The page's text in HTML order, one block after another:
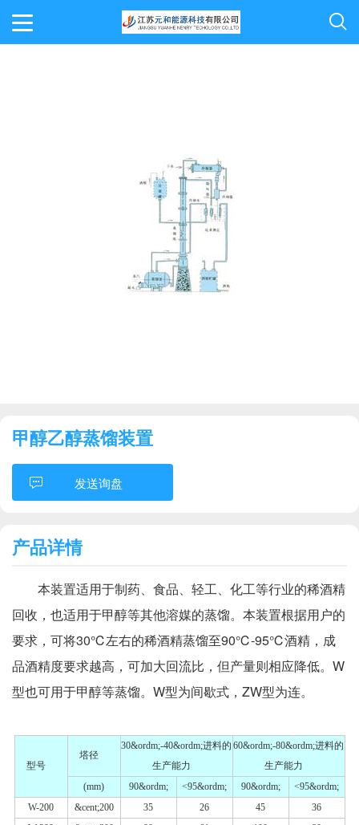
甲醇乙醇蒸馏装置
发送询盘
产品详情
本装置适用于制药、食品、轻工、化工等行业的稀酒精
回收，也适用于甲醇等其他溶媒的蒸馏。本装置根据用户的
要求，可将30℃左右的稀酒精蒸馏至90℃-95℃酒精，成
品酒精度要求越高，可加大回流比，但产量则相应降低。W
型也可用于甲醇等蒸馏。W型为间歇式，ZW型为连。
型号
塔径
30&ordm;-40&ordm;进料的
生产能力
60&ordm;-80&ordm;进料的
生产能力
(mm)
90&ordm; <95&ordm; 90&ordm; <95&ordm;
W-200
&cent;200 35 26 45
36